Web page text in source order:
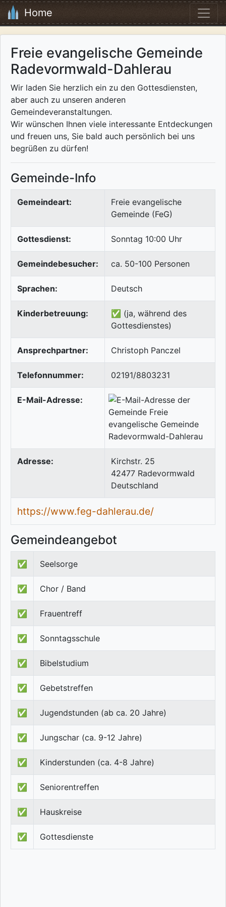
Home
Freie evangelische Gemeinde
Radevormwald-Dahlerau
Wir laden Sie herzlich ein zu den Gottesdiensten,
aber auch zu unseren anderen
Gemeindeveranstaltungen.
Wir wünschen Ihnen viele interessante Entdeckungen
und freuen uns, Sie bald auch persönlich bei uns
begrüßen zu dürfen!
Gemeinde-Info
Gemeindeart:
Freie evangelische
Gemeinde (FeG)
Gottesdienst: Sonntag 10:00 Uhr
Gemeindebesucher: ca. 50-100 Personen
Sprachen: Deutsch
Kinderbetreuung:
✅ (ja, während des
Gottesdienstes)
Ansprechpartner: Christoph Panczel
Telefonnummer: 02191/8803231
E-Mail-Adresse:
Adresse:
Kirchstr. 25
42477 Radevormwald
Deutschland
https://www.feg-dahlerau.de/
Gemeindeangebot
✅ Seelsorge
✅ Chor / Band
✅ Frauentreff
✅ Sonntagsschule
✅ Bibelstudium
✅ Gebetstreffen
✅ Jugendstunden (ab ca. 20 Jahre)
✅ Jungschar (ca. 9-12 Jahre)
✅ Kinderstunden (ca. 4-8 Jahre)
✅ Seniorentreffen
✅ Hauskreise
✅ Gottesdienste